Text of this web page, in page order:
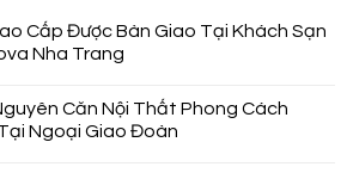
Cấp Được Bàn Giao Tại Khách Sạn
Nha Trang
Căn Nội Thất Phong Cách
Ngoại Giao Đoàn